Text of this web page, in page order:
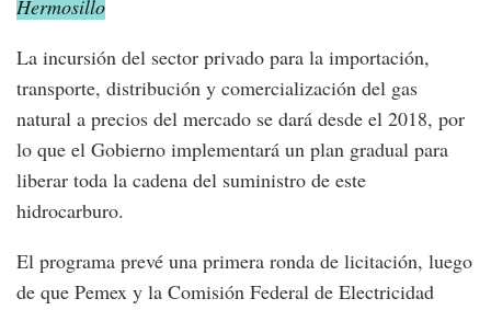
Hermosillo
La incursión del sector privado para la importación,
transporte, distribución y comercialización del gas
natural a precios del mercado se dará desde el 2018, por
lo que el Gobierno implementará un plan gradual para
liberar toda la cadena del suministro de este
hidrocarburo.
El programa prevé una primera ronda de licitación, luego
de que Pemex y la Comisión Federal de Electricidad